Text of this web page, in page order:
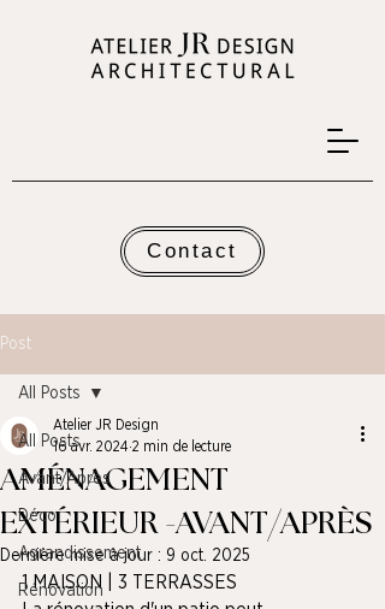
Contact
Post
All Posts
Avant/Après
Déco
Agrandissement
Rénovation
All Posts
AMÉNAGEMENT
EXTÉRIEUR -AVANT/APRÈS
Atelier JR Design
16 avr. 2024 2 min de lecture
Dernière mise à jour : 9 oct. 2025
1 MAISON | 3 TERRASSES